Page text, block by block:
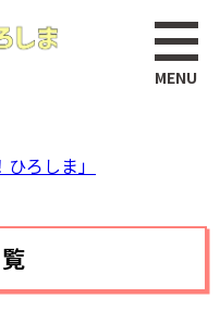
ろしま」